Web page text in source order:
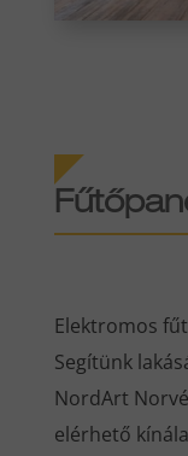
Elektromos
Segítünk
NordArt
elérhető